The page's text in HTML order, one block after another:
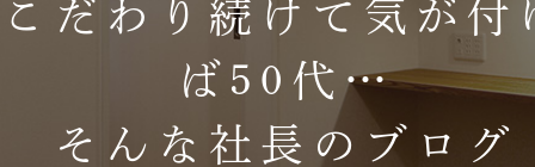
こだわり続けて気が付
ば50代…
そんな社長のブログ